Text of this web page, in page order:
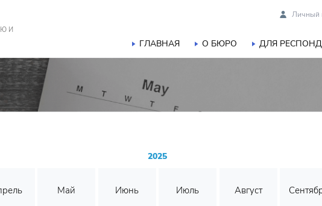
И
Личный
ГЛАВНАЯ О БЮРО ДЛЯ
2025
Май Июнь Июль Август